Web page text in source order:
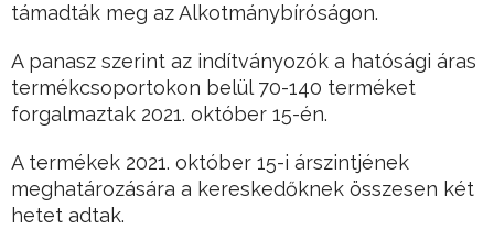
támadták meg az Alkotmánybíróságon.
A panasz szerint az indítványozók a hatósági áras
termékcsoportokon belül 70-140 terméket
forgalmaztak 2021. október 15-én.
A termékek 2021. október 15-i árszintjének
meghatározására a kereskedőknek összesen két
hetet adtak.